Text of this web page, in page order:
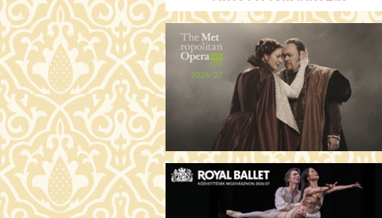
JEGYVÁSÁRLÁS
19:00 Fábri terem
AZ ÖRDÖG PRADÁT VISEL 2. (12)
19:00 Csortos terem
ÁDÁM ALMÁI (16)
JEGYVÁSÁRLÁS
19:00 Törőcsik Mari terem
HOGYAN TUDNÉK ÉLNI
NÉLKÜLED? (12)
JEGYVÁSÁRLÁS
19:00 Díszterem
ODÜSSZEIA (16)